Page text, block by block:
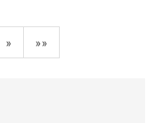
» »»